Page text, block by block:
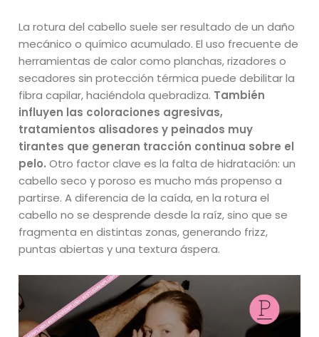
La rotura del cabello suele ser resultado de un daño
mecánico o químico acumulado. El uso frecuente de
herramientas de calor como planchas, rizadores o
secadores sin protección térmica puede debilitar la
fibra capilar, haciéndola quebradiza. También
influyen las coloraciones agresivas,
tratamientos alisadores y peinados muy
tirantes que generan tracción continua sobre el
pelo. Otro factor clave es la falta de hidratación: un
cabello seco y poroso es mucho más propenso a
partirse. A diferencia de la caída, en la rotura el
cabello no se desprende desde la raíz, sino que se
fragmenta en distintas zonas, generando frizz,
puntas abiertas y una textura áspera.